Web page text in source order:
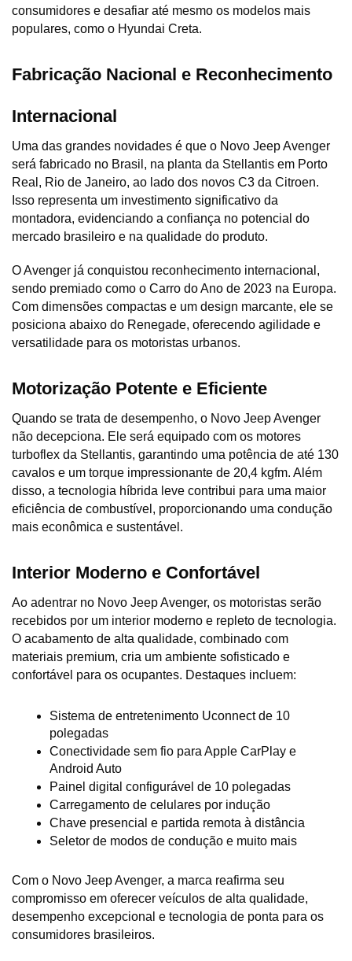
consumidores e desafiar até mesmo os modelos mais
populares, como o Hyundai Creta.
Fabricação Nacional e Reconhecimento
Internacional
Uma das grandes novidades é que o Novo Jeep Avenger
será fabricado no Brasil, na planta da Stellantis em Porto
Real, Rio de Janeiro, ao lado dos novos C3 da Citroen.
Isso representa um investimento significativo da
montadora, evidenciando a confiança no potencial do
mercado brasileiro e na qualidade do produto.
O Avenger já conquistou reconhecimento internacional,
sendo premiado como o Carro do Ano de 2023 na Europa.
Com dimensões compactas e um design marcante, ele se
posiciona abaixo do Renegade, oferecendo agilidade e
versatilidade para os motoristas urbanos.
Motorização Potente e Eficiente
Quando se trata de desempenho, o Novo Jeep Avenger
não decepciona. Ele será equipado com os motores
turboflex da Stellantis, garantindo uma potência de até 130
cavalos e um torque impressionante de 20,4 kgfm. Além
disso, a tecnologia híbrida leve contribui para uma maior
eficiência de combustível, proporcionando uma condução
mais econômica e sustentável.
Interior Moderno e Confortável
Ao adentrar no Novo Jeep Avenger, os motoristas serão
recebidos por um interior moderno e repleto de tecnologia.
O acabamento de alta qualidade, combinado com
materiais premium, cria um ambiente sofisticado e
confortável para os ocupantes. Destaques incluem:
Sistema de entretenimento Uconnect de 10
polegadas
Conectividade sem fio para Apple CarPlay e
Android Auto
Painel digital configurável de 10 polegadas
Carregamento de celulares por indução
Chave presencial e partida remota à distância
Seletor de modos de condução e muito mais
Com o Novo Jeep Avenger, a marca reafirma seu
compromisso em oferecer veículos de alta qualidade,
desempenho excepcional e tecnologia de ponta para os
consumidores brasileiros.